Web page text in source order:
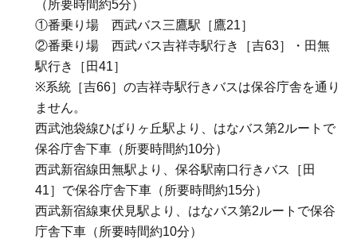
（所要時間約5分）
①番乗り場 西武バス三鷹駅［鷹21］
②番乗り場 西武バス吉祥寺駅行き［吉63］・田無
駅行き［田41］
※系統［吉66］の吉祥寺駅行きバスは保谷庁舎を通り
ません。
西武池袋線ひばりヶ丘駅より、はなバス第2ルートで
保谷庁舎下車（所要時間約10分）
西武新宿線田無駅より、保谷駅南口行きバス［田
41］で保谷庁舎下車（所要時間約15分）
西武新宿線東伏見駅より、はなバス第2ルートで保谷
庁舎下車（所要時間約10分）